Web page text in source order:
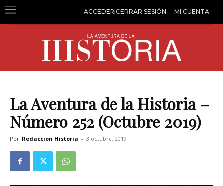
ACCEDER|CERRAR SESIÓN MI CUENTA
La Aventura de la Historia –
Número 252 (Octubre 2019)
Por Redaccion Historia - 3 octubre, 2019